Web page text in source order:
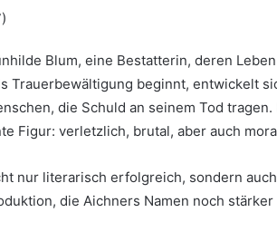
Blum, eine Bestatterin, deren
Trauerbewältigung beginnt, entwickelt
die Schuld an seinem Tod
Figur: verletzlich, brutal, aber auch
nur literarisch erfolgreich, sondern
die Aichners Namen noch